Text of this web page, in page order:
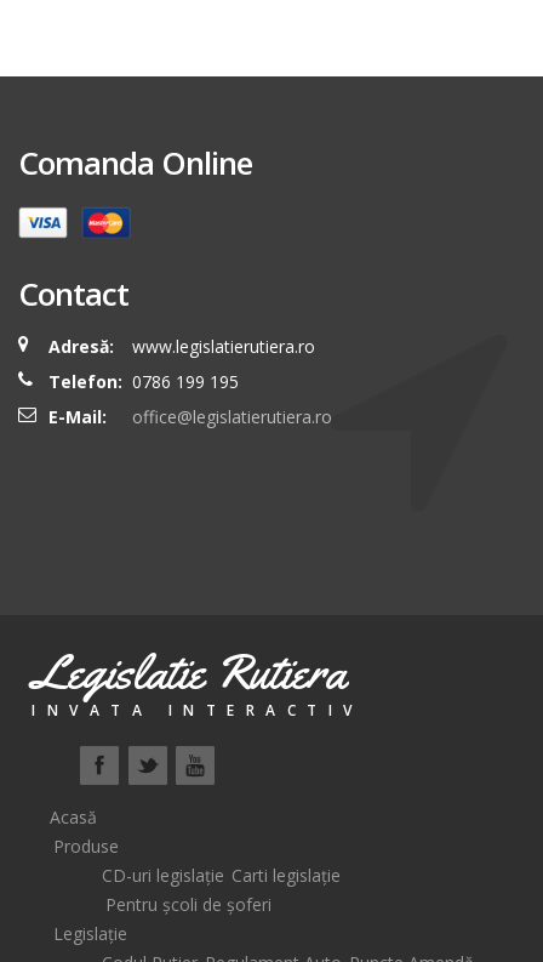
Comanda Online
Contact
Adresă:
www.legislatierutiera.ro
Telefon: 0786 199 195
E-Mail:
office@legislatierutiera.ro
Legislatie Rutiera
INVATA INTERACTIV
Acasă
Produse
CD-uri legislație Carti legislație
Pentru școli de șoferi
Legislație